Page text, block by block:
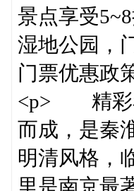
景点享受
湿地公园，
门票优惠政
<p> 精彩看
而成，是秦
明清风格，
里是南京最